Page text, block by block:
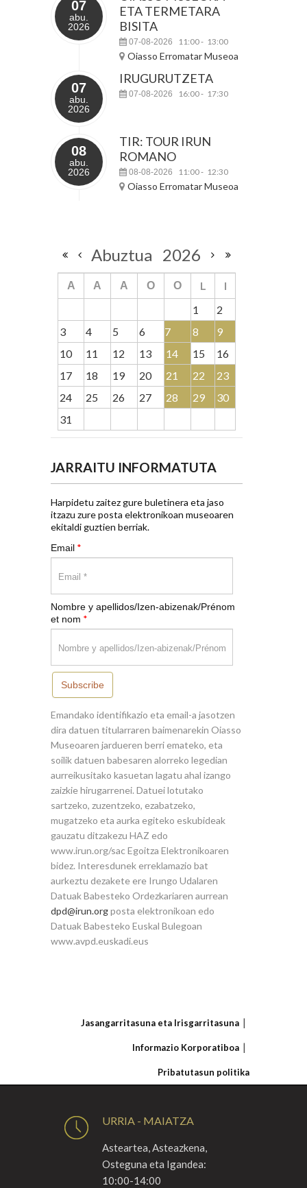
07
abu.
2026
ETA TERMETARA
BISITA
07-08-2026 11:00- 13:00
Oiasso Erromatar Museoa
07
abu.
2026
IRUGURUTZETA
07-08-2026 16:00- 17:30
08
abu.
2026
TIR: TOUR IRUN
ROMANO
08-08-2026 11:00- 12:30
Oiasso Erromatar Museoa
Abuztua 2026
A A A O O L
I
1
2
3
4 5 6 7 8
9
10
11 12 13 14 15
16
17
18 19 20 21 22
23
24
25 26 27 28 29
30
31
JARRAITU INFORMATUTA
Harpidetu zaitez gure buletinera eta jaso
itzazu zure posta elektronikoan museoaren
ekitaldi guztien berriak.
Email *
Nombre y apellidos/Izen-abizenak/Prénom
et nom *
Subscribe
Emandako identifikazio eta email-a jasotzen
dira datuen titularraren baimenarekin Oiasso
Museoaren jardueren berri emateko, eta
soilik datuen babesaren alorreko legedian
aurreikusitako kasuetan lagatu ahal izango
zaizkie hirugarrenei. Datuei lotutako
sartzeko, zuzentzeko, ezabatzeko,
mugatzeko eta aurka egiteko eskubideak
gauzatu ditzakezu HAZ edo
www.irun.org/sac Egoitza Elektronikoaren
bidez. Interesdunek erreklamazio bat
aurkeztu dezakete ere Irungo Udalaren
Datuak Babesteko Ordezkariaren aurrean
dpd@irun.orgposta elektronikoan edo
Datuak Babesteko Euskal Bulegoan
www.avpd.euskadi.eus
Jasangarritasuna eta Irisgarritasuna
Informazio Korporatiboa
Pribatutasun politika
URRIA - MAIATZA
Asteartea, Asteazkena,
Osteguna eta Igandea:
10:00-14:00